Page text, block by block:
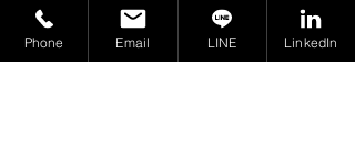
Phone Email LINE LinkedIn